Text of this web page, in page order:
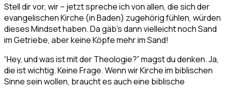
Stell dir vor, wir – jetzt spreche ich von allen, die sich der
evangelischen Kirche (in Baden) zugehörig fühlen, würden
dieses Mindset haben. Da gäb’s dann vielleicht noch Sand
im Getriebe, aber keine Köpfe mehr im Sand!
“Hey, und was ist mit der Theologie?” magst du denken. Ja,
die ist wichtig. Keine Frage. Wenn wir Kirche im biblischen
Sinne sein wollen, braucht es auch eine biblische